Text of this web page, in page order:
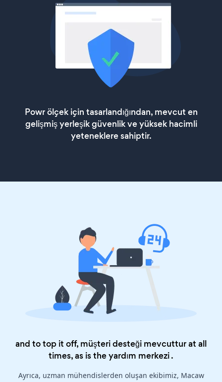
Powr ölçek için tasarlandığından, mevcut en
gelişmiş yerleşik güvenlik ve yüksek hacimli
yeteneklere sahiptir.
and to top it off, müşteri desteği mevcuttur at all
times, as is theyardım merkezi.
Ayrıca, uzman mühendislerden oluşan ekibimiz, Macaw